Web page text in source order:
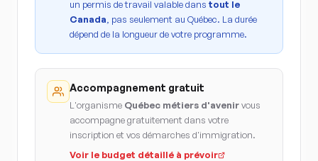
un permis de travail valable dans tout le
Canada , pas seulement au Québec. La durée
dépend de la longueur de votre programme.
Accompagnement gratuit
L'organisme Québec métiers d'avenirvous
accompagne gratuitement dans votre
inscription et vos démarches d'immigration.
Voir le budget détaillé à prévoir